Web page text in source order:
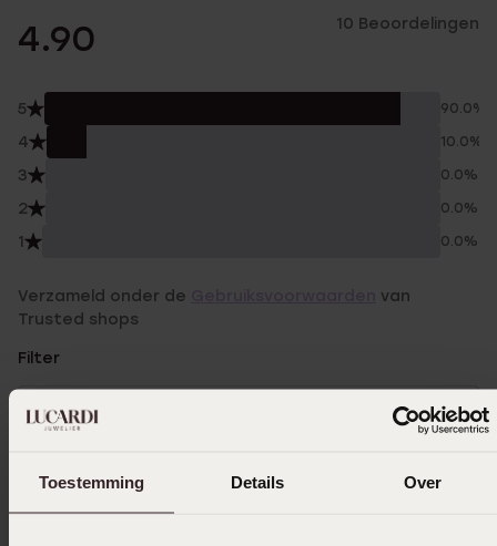
Toestemming Details Over
4.90 10 Beoordelingen
5 90.0%
4 10.0%
3 0.0%
2 0.0%
1 0.0%
Verzameld onder de
van
Trusted shops
Filter